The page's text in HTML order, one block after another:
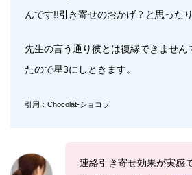
んです!!引き寄せのおかげ？と思った
先生の言う通り彼とは復縁できません
たので星3にしときます。
引用：Chocolat-ショコラ
連絡引き寄せ効果が実感